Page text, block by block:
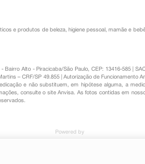
e produtos de beleza, higiene pessoal ,mamãe e
Bairro Alto - Piracicaba/São Paulo, CEP: 13416-585 |
– CRF/SP 49.855 | Autorização de Funcionamento
e não substituem, em hipótese alguma, a
consulte o site Anvisa. As fotos contidas em
Powered by